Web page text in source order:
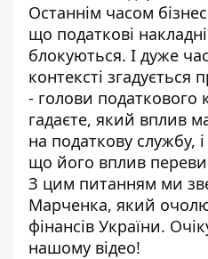
Останнім часом
що податкові
блокуються. І дуже
контексті згадується
- голови податкового
гадаєте, який вплив
на податкову службу,
що його вплив
З цим питанням ми
Марченка, який
фінансів України.
нашому відео!